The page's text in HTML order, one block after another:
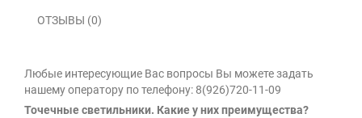
ОТЗЫВЫ (0)
Любые интересующие Вас вопросы Вы можете задать
нашему оператору по телефону: 8(926)720-11-09
Точечные светильники. Какие у них преимущества?